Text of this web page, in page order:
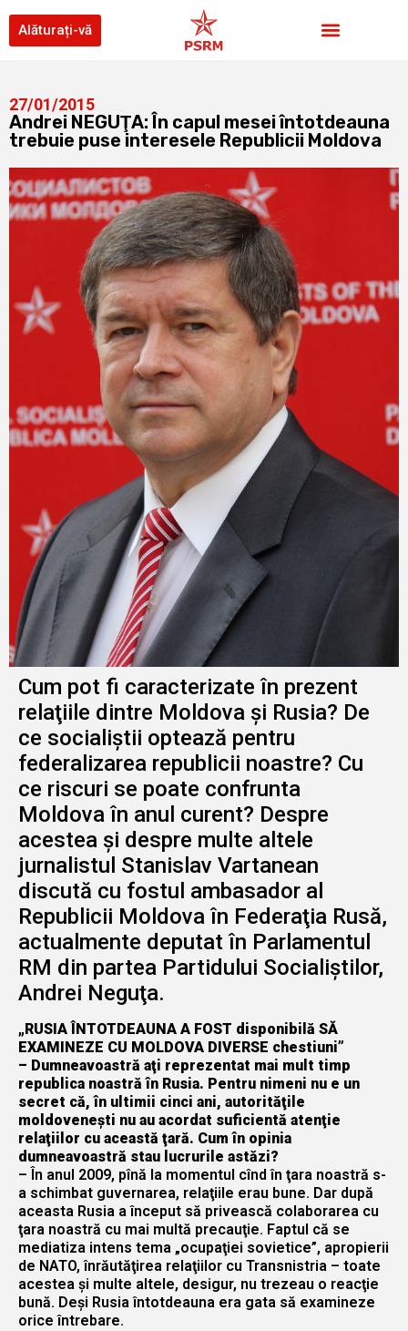
Alăturați-vă
27/01/2015
Andrei NEGUŢA: În capul mesei întotdeauna
trebuie puse interesele Republicii Moldova
Cum pot fi caracterizate în prezent
relaţiile dintre Moldova şi Rusia? De
ce socialiştii optează pentru
federalizarea republicii noastre? Cu
ce riscuri se poate confrunta
Moldova în anul curent? Despre
acestea şi despre multe altele
jurnalistul Stanislav Vartanean
discută cu fostul ambasador al
Republicii Moldova în Federaţia Rusă,
actualmente deputat în Parlamentul
RM din partea Partidului Socialiştilor,
Andrei Neguţa.
„RUSIA ÎNTOTDEAUNA A FOST disponibilă SĂ
EXAMINEZE CU MOLDOVA DIVERSE chestiuni”
– Dumneavoastră aţi reprezentat mai mult timp
republica noastră în Rusia. Pentru nimeni nu e un
secret că, în ultimii cinci ani, autorităţile
moldoveneşti nu au acordat suficientă atenţie
relaţiilor cu această ţară. Cum în opinia
dumneavoastră stau lucrurile astăzi?
– În anul 2009, pînă la momentul cînd în ţara noastră s-
a schimbat guvernarea, relaţiile erau bune. Dar după
aceasta Rusia a început să privească colaborarea cu
ţara noastră cu mai multă precauţie. Faptul că se
mediatiza intens tema „ocupaţiei sovietice”, apropierii
de NATO, înrăutăţirea relaţiilor cu Transnistria – toate
acestea şi multe altele, desigur, nu trezeau o reacţie
bună. Deşi Rusia întotdeauna era gata să examineze
orice întrebare.